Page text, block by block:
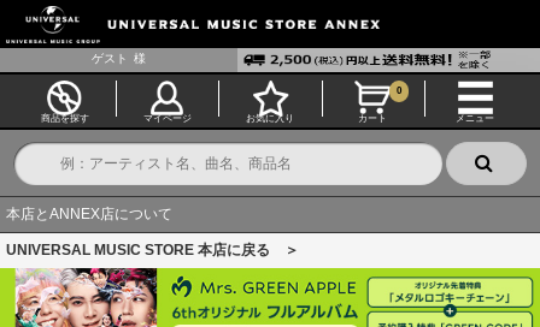
ゲスト 様
商品を探す マイページ お気に入り カート
0
メニュー
本店とANNEX店について
UNIVERSAL MUSIC STORE 本店に戻る ＞